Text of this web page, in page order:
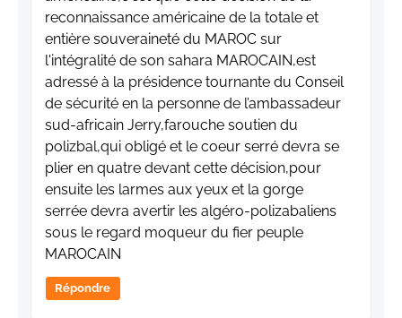
reconnaissance américaine de la totale et
entière souveraineté du MAROC sur
l'intégralité de son sahara MAROCAIN,est
adressé à la présidence tournante du Conseil
de sécurité en la personne de l’ambassadeur
sud-africain Jerry,farouche soutien du
polizbal,qui obligé et le coeur serré devra se
plier en quatre devant cette décision,pour
ensuite les larmes aux yeux et la gorge
serrée devra avertir les algéro-polizabaliens
sous le regard moqueur du fier peuple
MAROCAIN
Répondre